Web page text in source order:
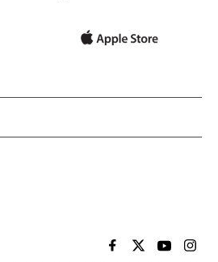
EL PAÍS BRASIL EN
EL PAÍSEL PAÍS
EL